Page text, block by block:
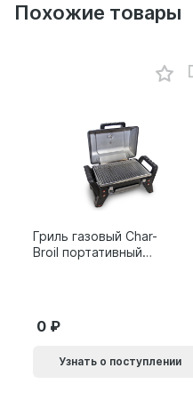
Похожие товары
Гриль газовый Char-
Broil портативный
0
Узнать о поступлении